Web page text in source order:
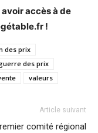
accès à de
!
des prix
des prix
valeurs
Article suivant
comité régional